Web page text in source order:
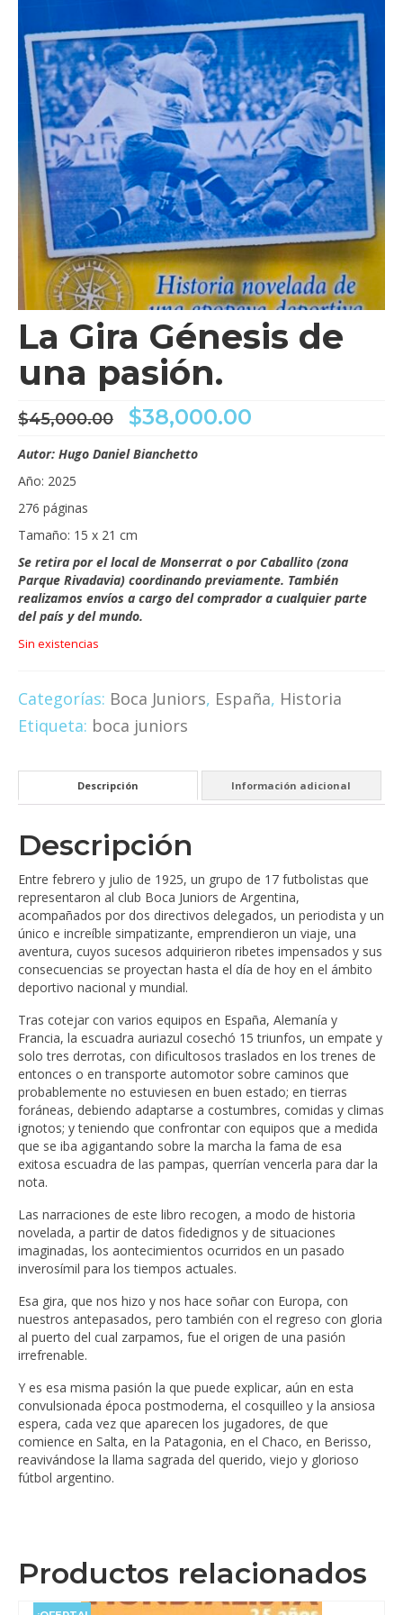
Videos
Tienda
La Gira Génesis de
una pasión.
$45,000.00 El
precio
original
$38,000.00
Autor: Hugo Daniel Bianchetto
Año: 2025
276 páginas
Tamaño: 15 x 21 cm
Se retira por el local de Monserrat o por Caballito (zona
Parque Rivadavia) coordinando previamente. También
realizamos envíos a cargo del comprador a cualquier parte
del país y del mundo.
Sin existencias
Categorías: Boca Juniors, España, Historia
Etiqueta: boca juniors
Descripción Información adicional
Descripción
Entre febrero y julio de 1925, un grupo de 17 futbolistas que
representaron al club Boca Juniors de Argentina,
acompañados por dos directivos delegados, un periodista y un
único e increíble simpatizante, emprendieron un viaje, una
aventura, cuyos sucesos adquirieron ribetes impensados y sus
consecuencias se proyectan hasta el día de hoy en el ámbito
deportivo nacional y mundial.
Tras cotejar con varios equipos en España, Alemanía y
Francia, la escuadra auriazul cosechó 15 triunfos, un empate y
solo tres derrotas, con dificultosos traslados en los trenes de
entonces o en transporte automotor sobre caminos que
probablemente no estuviesen en buen estado; en tierras
foráneas, debiendo adaptarse a costumbres, comidas y climas
ignotos; y teniendo que confrontar con equipos que a medida
que se iba agigantando sobre la marcha la fama de esa
exitosa escuadra de las pampas, querrían vencerla para dar la
nota.
Las narraciones de este libro recogen, a modo de historia
novelada, a partir de datos fidedignos y de situaciones
imaginadas, los aontecimientos ocurridos en un pasado
inverosímil para los tiempos actuales.
Esa gira, que nos hizo y nos hace soñar con Europa, con
nuestros antepasados, pero también con el regreso con gloria
al puerto del cual zarpamos, fue el origen de una pasión
irrefrenable.
Y es esa misma pasión la que puede explicar, aún en esta
convulsionada época postmoderna, el cosquilleo y la ansiosa
espera, cada vez que aparecen los jugadores, de que
comience en Salta, en la Patagonia, en el Chaco, en Berisso,
reavivándose la llama sagrada del querido, viejo y glorioso
fútbol argentino.
Productos relacionados